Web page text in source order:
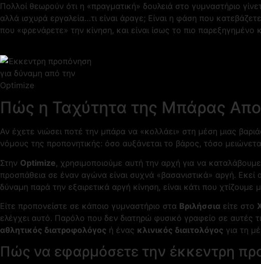
Πολλοί θεωρούν ότι η «πραγματική» δουλειά στο γυμναστήριο
αλλά ισχυρά εργαλεία…τι είναι άραγε; Eίναι η φάση που
που «φρενάρετε» την κίνηση, και είναι ίσως το πιο παρεξηγημένο
Πώς η Ταχύτητα της Μπάρας
Αν έχετε νιώσει ποτέ την μπάρα να «κολλάει» στη μέση μιας
νόμους της προπονητικής: όσο αυξάνεται το βάρος, τόσο
Στην Optimize, χρησιμοποιούμε αυτή την αρχή για να
προσπάθεια σε έναν αγώνα είναι συχνά «βασανιστικά» αργή. Εκεί
δύναμη παρά την εξαιρετικά αργή κίνηση, είναι κάτι που
Είτε προπονείστε σε κάποιο γυμναστήριο στα Βριλήσσια είτε στο
ελέγχει αυτό. Παρόλο που δεν διατηρώ φυσικό γραφείο σε αυτές
αθλητικός διατροφολόγος ή ένας κλινικός διαιτολόγος για τη
Πώς να εφαρμόσετε την έκκεντρη